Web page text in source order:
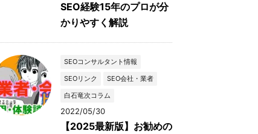
SEO経験15年のプロが分
かりやすく解説
SEOコンサルタント情報
SEOリンク
SEO会社・業者
白石竜次コラム
2022/05/30
【2025最新版】お勧めの